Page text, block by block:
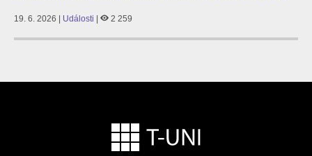
19. 6. 2026 | Události | 2 259